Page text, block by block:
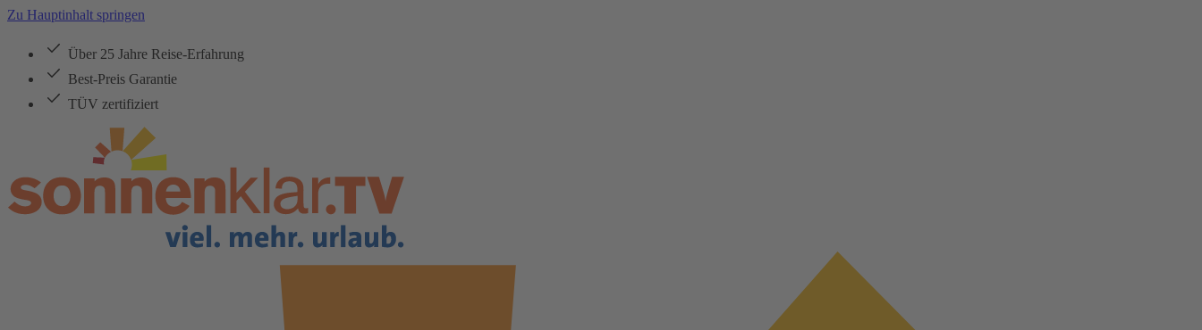
Zu Hauptinhalt springen
Über 25 Jahre Reise-Erfahrung
Best-Preis Garantie
TÜV zertifiziert